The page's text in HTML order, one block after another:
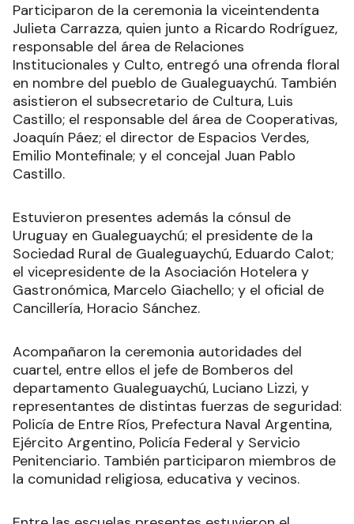
Participaron de la ceremonia la viceintendenta
Julieta Carrazza, quien junto a Ricardo Rodríguez,
responsable del área de Relaciones
Institucionales y Culto, entregó una ofrenda floral
en nombre del pueblo de Gualeguaychú. También
asistieron el subsecretario de Cultura, Luis
Castillo; el responsable del área de Cooperativas,
Joaquín Páez; el director de Espacios Verdes,
Emilio Montefinale; y el concejal Juan Pablo
Castillo.
Estuvieron presentes además la cónsul de
Uruguay en Gualeguaychú; el presidente de la
Sociedad Rural de Gualeguaychú, Eduardo Calot;
el vicepresidente de la Asociación Hotelera y
Gastronómica, Marcelo Giachello; y el oficial de
Cancillería, Horacio Sánchez.
Acompañaron la ceremonia autoridades del
cuartel, entre ellos el jefe de Bomberos del
departamento Gualeguaychú, Luciano Lizzi, y
representantes de distintas fuerzas de seguridad:
Policía de Entre Ríos, Prefectura Naval Argentina,
Ejército Argentino, Policía Federal y Servicio
Penitenciario. También participaron miembros de
la comunidad religiosa, educativa y vecinos.